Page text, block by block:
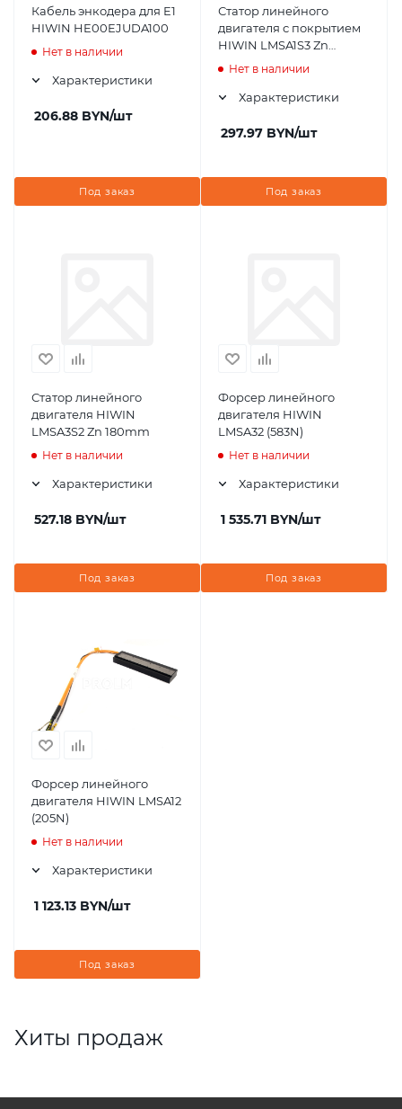
Кабель энкодера для E1
HIWIN HE00EJUDA100
Нет в наличии
Характеристики
206.88 BYN/шт
Под заказ
Статор линейного
двигателя с покрытием
HIWIN LMSA1S3 Zn
300mm
Нет в наличии
Характеристики
297.97 BYN/шт
Под заказ
Статор линейного
двигателя HIWIN
LMSA3S2 Zn 180mm
Нет в наличии
Характеристики
527.18 BYN/шт
Под заказ
Форсер линейного
двигателя HIWIN
LMSA32 (583N)
Нет в наличии
Характеристики
1 535.71 BYN/шт
Под заказ
Форсер линейного
двигателя HIWIN LMSA12
(205N)
Нет в наличии
Характеристики
1 123.13 BYN/шт
Под заказ
Хиты продаж